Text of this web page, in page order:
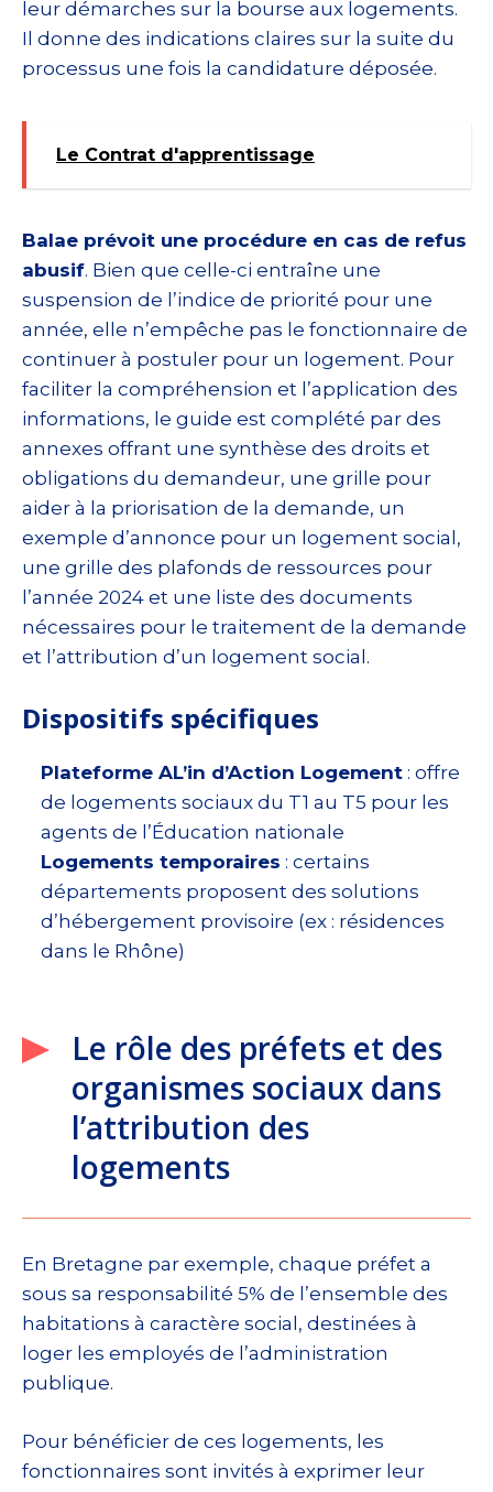
leur démarches sur la bourse aux logements.
Il donne des indications claires sur la suite du
processus une fois la candidature déposée.
Le Contrat d'apprentissage
Balae prévoit une procédure en cas de refus
abusif. Bien que celle-ci entraîne une
suspension de l’indice de priorité pour une
année, elle n’empêche pas le fonctionnaire de
continuer à postuler pour un logement. Pour
faciliter la compréhension et l’application des
informations, le guide est complété par des
annexes offrant une synthèse des droits et
obligations du demandeur, une grille pour
aider à la priorisation de la demande, un
exemple d’annonce pour un logement social,
une grille des plafonds de ressources pour
l’année 2024 et une liste des documents
nécessaires pour le traitement de la demande
et l’attribution d’un logement social.
Dispositifs spécifiques
Plateforme AL’in d’Action Logement : offre
de logements sociaux du T1 au T5 pour les
agents de l’Éducation nationale
Logements temporaires : certains
départements proposent des solutions
d’hébergement provisoire (ex : résidences
dans le Rhône)
Le rôle des préfets et des
organismes sociaux dans
l’attribution des
logements
En Bretagne par exemple, chaque préfet a
sous sa responsabilité 5% de l’ensemble des
habitations à caractère social, destinées à
loger les employés de l’administration
publique.
Pour bénéficier de ces logements, les
fonctionnaires sont invités à exprimer leur